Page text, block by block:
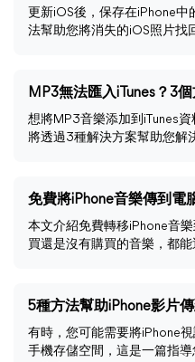
更新iOS後，保存在iPhone
法幫助您將消失的iOS照片找
MP3無法匯入iTunes？3
想將MP3音樂添加到iTunes
將透過3種解決方案幫助您解
免費將iPhone音樂傳到電
本文介紹免費轉移iPhone音
買還是沒有購買的音樂，都
5種方法幫助iPhone影片
有時，您可能需要將iPhone
手機存儲空間，這是一篇指